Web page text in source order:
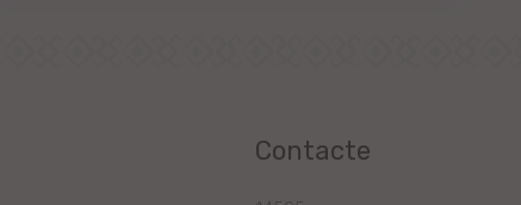
Contacte